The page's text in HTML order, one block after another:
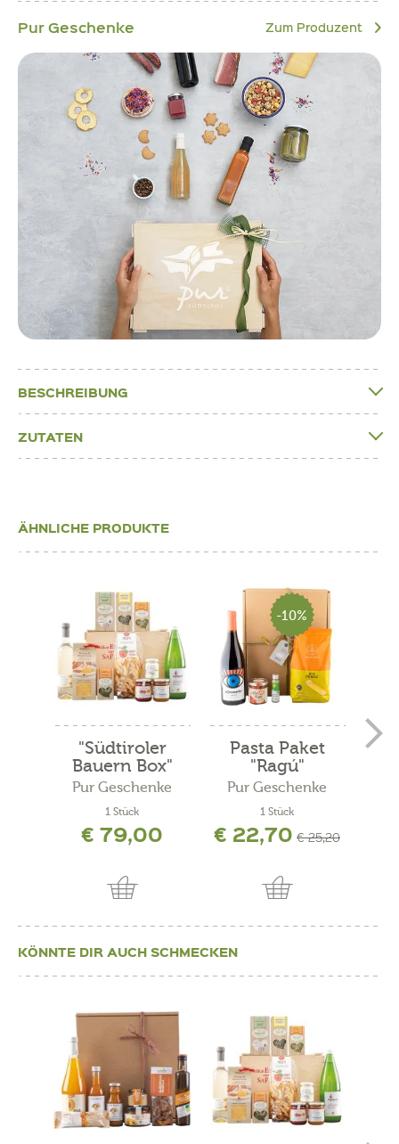
Pur Geschenke Zum Produzent
BESCHREIBUNG
ZUTATEN
ÄHNLICHE PRODUKTE
"Südtiroler
Bauern Box"
Pur Geschenke
1 Stück
€ 79,00
-10%
Pasta Paket
"Ragú"
Pur Geschenke
1 Stück
€ 22,70 € 25,20
KÖNNTE DIR AUCH SCHMECKEN